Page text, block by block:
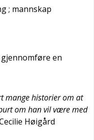
; mannskap
en
mange historier om at
om han vil være med
Høigård